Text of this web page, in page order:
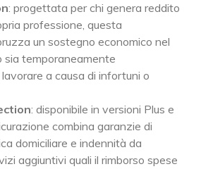
: progettata per chi genera reddito
professione, questa
un sostegno economico nel
sia temporaneamente
a causa di infortuni o
: disponibile in versioni Plus e
combina garanzie di
domiciliare e indennità da
aggiuntivi quali il rimborso spese